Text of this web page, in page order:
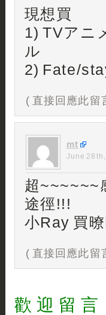
現想買
1) TVアニ
ル
2) Fate/
( 直接回應此留
mt
June
超~~~~~~
途徑!!!
小Ray 買
( 直接回應此留
歡 迎 留 言